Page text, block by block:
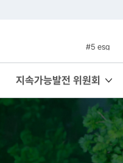
#7 un
#1 경제
#2 환경
지속가능발전 위원회